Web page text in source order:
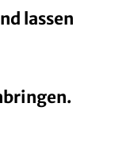
lassen